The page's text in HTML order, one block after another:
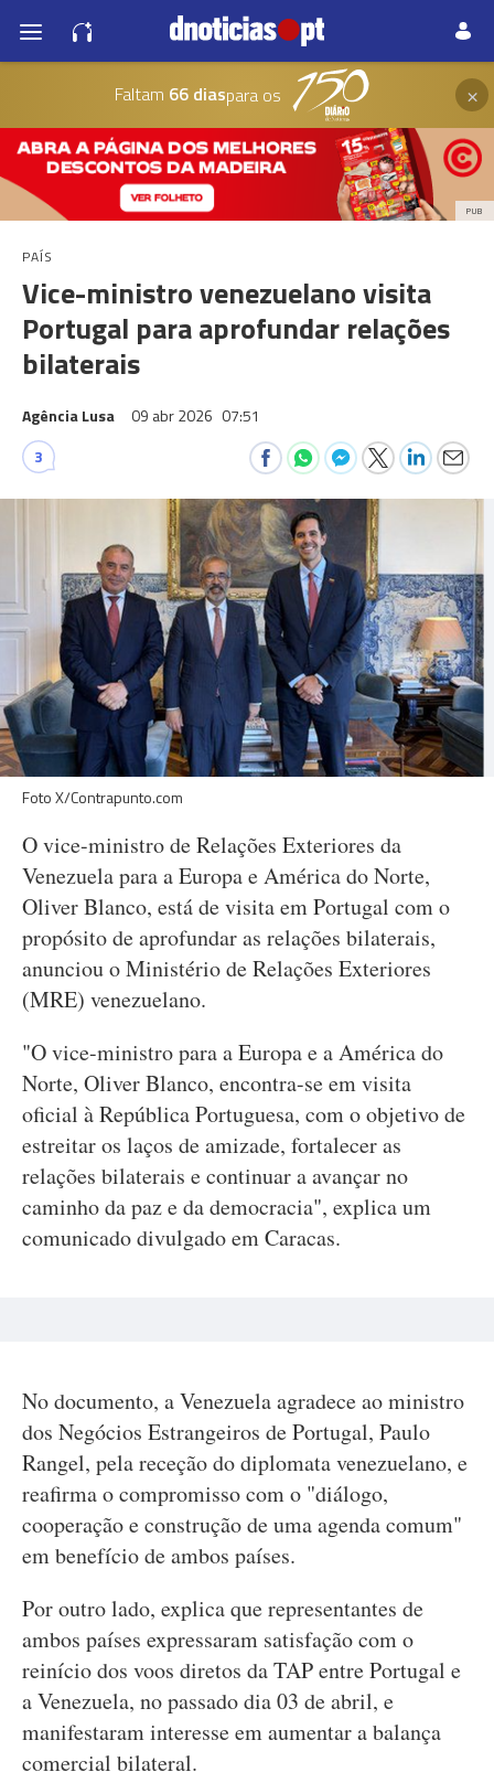
Faltam 66 diaspara os ×
PUB
PAÍS
Vice-ministro venezuelano visita
Portugal para aprofundar relações
bilaterais
Agência Lusa 09 abr 2026 07:51
3
Foto X/Contrapunto.com
O vice-ministro de Relações Exteriores da
Venezuela para a Europa e América do Norte,
Oliver Blanco, está de visita em Portugal com o
propósito de aprofundar as relações bilaterais,
anunciou o Ministério de Relações Exteriores
(MRE) venezuelano.
"O vice-ministro para a Europa e a América do
Norte, Oliver Blanco, encontra-se em visita
oficial à República Portuguesa, com o objetivo de
estreitar os laços de amizade, fortalecer as
relações bilaterais e continuar a avançar no
caminho da paz e da democracia", explica um
comunicado divulgado em Caracas.
No documento, a Venezuela agradece ao ministro
dos Negócios Estrangeiros de Portugal, Paulo
Rangel, pela receção do diplomata venezuelano, e
reafirma o compromisso com o "diálogo,
cooperação e construção de uma agenda comum"
em benefício de ambos países.
Por outro lado, explica que representantes de
ambos países expressaram satisfação com o
reinício dos voos diretos da TAP entre Portugal e
a Venezuela, no passado dia 03 de abril, e
manifestaram interesse em aumentar a balança
comercial bilateral.